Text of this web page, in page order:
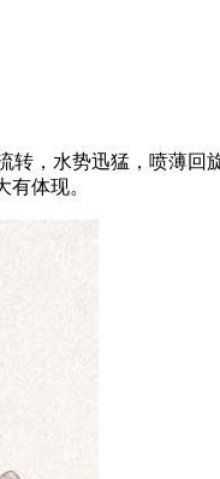
，水势迅猛，喷薄
体现。